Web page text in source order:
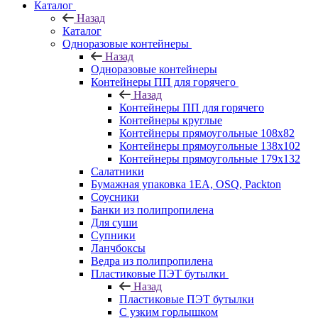
Каталог
Назад
Каталог
Одноразовые контейнеры
Назад
Одноразовые контейнеры
Контейнеры ПП для горячего
Назад
Контейнеры ПП для горячего
Контейнеры круглые
Контейнеры прямоугольные 108х82
Контейнеры прямоугольные 138х102
Контейнеры прямоугольные 179х132
Салатники
Бумажная упаковка 1ЕА, OSQ, Packton
Соусники
Банки из полипропилена
Для суши
Супники
Ланчбоксы
Ведра из полипропилена
Пластиковые ПЭТ бутылки
Назад
Пластиковые ПЭТ бутылки
С узким горлышком